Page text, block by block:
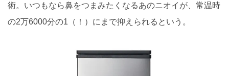
術。いつもなら鼻をつまみたくなるあのニオイが、常温時
の2万6000分の1（！）にまで抑えられるという。